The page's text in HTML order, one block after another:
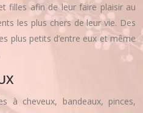
filles afin de leur faire plaisir au
les plus chers de leur vie. Des
plus petits d’entre eux et même
à cheveux, bandeaux, pinces,